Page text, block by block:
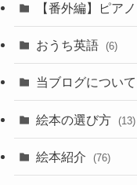
【番外編】ピアノ
おうち英語 (6)
当ブログについて
絵本の選び方 (13)
絵本紹介 (76)